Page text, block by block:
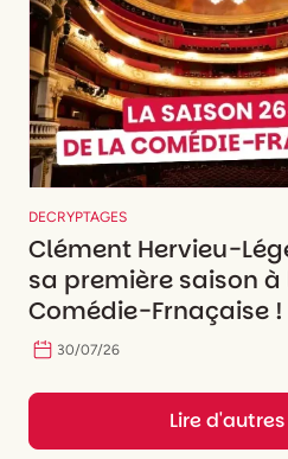
DECRYPTAGES
Clément Hervieu-
sa première saison à
Comédie-Frnaçaise !
30/07/26
Lire